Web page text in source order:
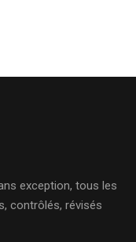
exception, tous les
contrôlés, révisés